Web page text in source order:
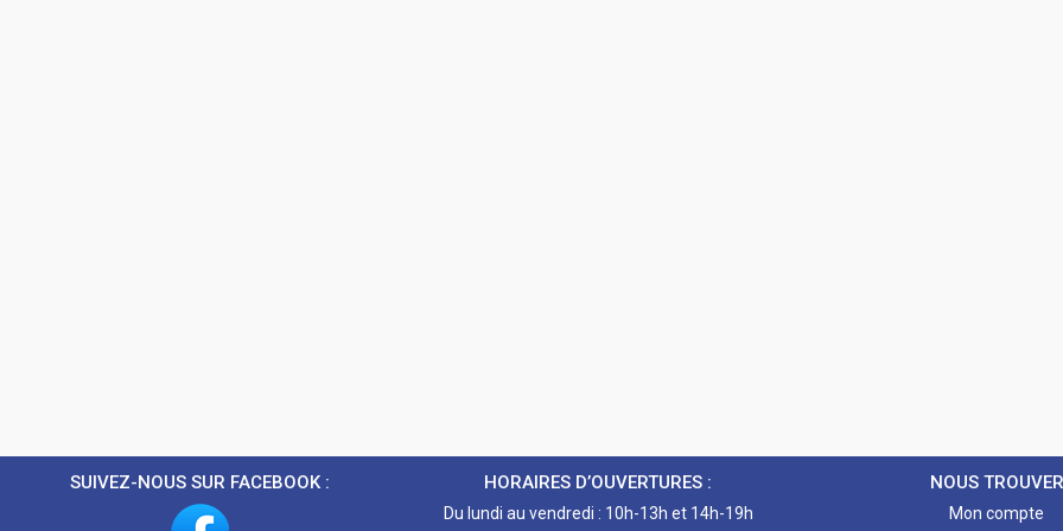
SUIVEZ-NOUS SUR FACEBOOK : HORAIRES D’OUVERTURES :
Du lundi au vendredi : 10h-13h et 14h-19h
NOUS TROUVER
Mon compte